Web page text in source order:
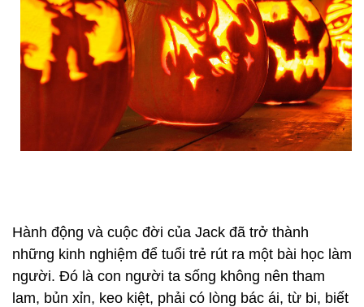
Hành động và cuộc đời của Jack đã trở thành
những kinh nghiệm để tuổi trẻ rút ra một bài học làm
người. Đó là con người ta sống không nên tham
lam, bủn xỉn, keo kiệt, phải có lòng bác ái, từ bi, biết